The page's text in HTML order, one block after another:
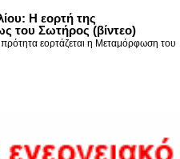
Η εορτή της
του Σωτήρος (βίντεο)
εορτάζεται η Μεταμόρφωση του